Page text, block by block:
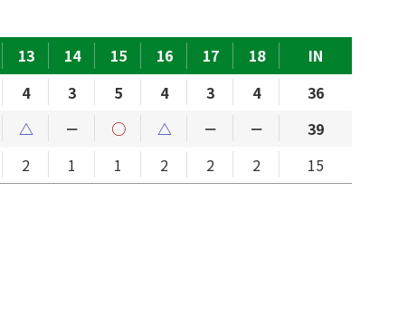
13 14 15 16 17 18
IN
4 3 5 4 3 4
36
△ － ○ △ － －
39
2 1 1 2 2 2 15